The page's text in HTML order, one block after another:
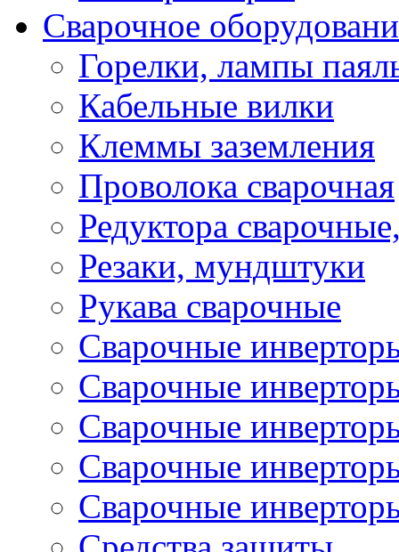
Сварочное
Горелки, лампы
Кабельные вилки
Клеммы заземления
Проволока сварочная
Редуктора
Резаки, мундштуки
Рукава сварочные
Сварочные
Сварочные
Сварочные
Сварочные
Сварочные